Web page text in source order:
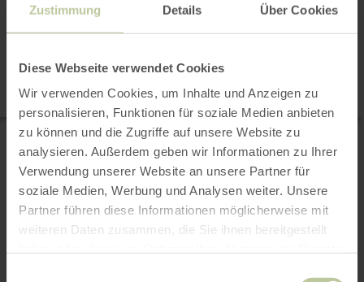
Zustimmung Details Über Cookies
Diese Webseite verwendet Cookies
Wir verwenden Cookies, um Inhalte und Anzeigen zu
personalisieren, Funktionen für soziale Medien anbieten
zu können und die Zugriffe auf unsere Website zu
analysieren. Außerdem geben wir Informationen zu Ihrer
Verwendung unserer Website an unsere Partner für
soziale Medien, Werbung und Analysen weiter. Unsere
Partner führen diese Informationen möglicherweise mit
weiteren Daten zusammen, die Sie ihnen bereitgestellt
9 resultaten
Kaart
WANDELEN
Auf den Spuren der
grünen Hölle | Op het
spoor van de Groene HelI
Nürburg
Afstand:
11,8 kmDuur:3:08 hMoeilijkheidsgraad:
gemiddeld
bouwgeschiedenis van de legendarische
meer
informatie
over:
Auf
den
der
grünen
|